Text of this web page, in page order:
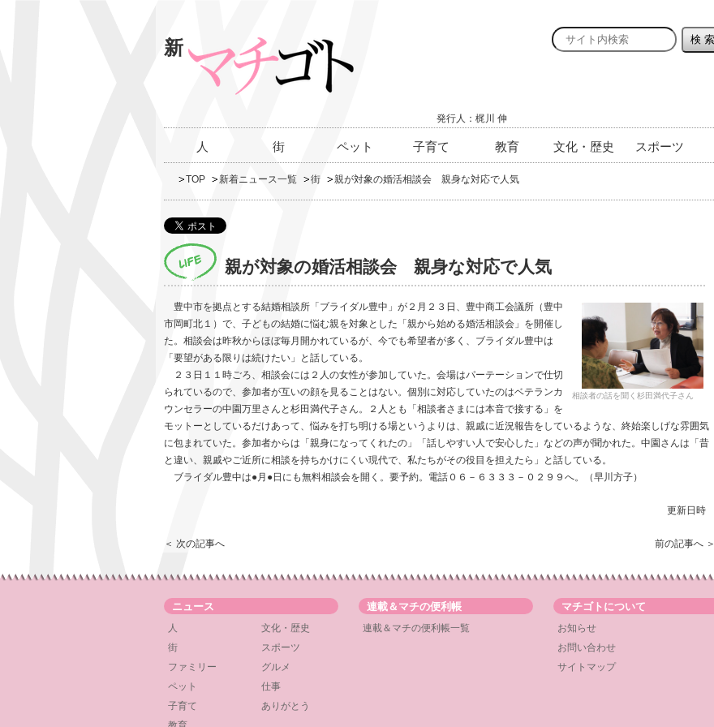
新
発行人：梶川 伸
人 街 ペット 子育て 教育 文化・歴史 スポーツ
TOP 新着ニュース一覧 街 親が対象の婚活相談会 親身な対応で人気
親が対象の婚活相談会 親身な対応で人気
相談者の話を聞く杉田満代子さん
豊中市を拠点とする結婚相談所「ブライダル豊中」が２月２３日、豊中商工会議所（豊中
市岡町北１）で、子どもの結婚に悩む親を対象とした「親から始める婚活相談会」を開催し
た。相談会は昨秋からほぼ毎月開かれているが、今でも希望者が多く、ブライダル豊中は
「要望がある限りは続けたい」と話している。
２３日１１時ごろ、相談会には２人の女性が参加していた。会場はパーテーションで仕切
られているので、参加者が互いの顔を見ることはない。個別に対応していたのはベテランカ
ウンセラーの中園万里さんと杉田満代子さん。２人とも「相談者さまには本音で接する」を
モットーとしているだけあって、悩みを打ち明ける場というよりは、親戚に近況報告をしているような、終始楽しげな雰囲気
に包まれていた。参加者からは「親身になってくれたの」「話しやすい人で安心した」などの声が聞かれた。中園さんは「昔
と違い、親戚やご近所に相談を持ちかけにくい現代で、私たちがその役目を担えたら」と話している。
ブライダル豊中は●月●日にも無料相談会を開く。要予約。電話０６－６３３３－０２９９へ。（早川方子）
更新日時
前の記事へ ＞
＜ 次の記事へ
ニュース
人
文化・歴史
街
スポーツ
ファミリー
グルメ
ペット
仕事
子育て
ありがとう
連載＆マチの便利帳
連載＆マチの便利帳一覧
マチゴトについて
お知らせ
お問い合わせ
サイトマップ